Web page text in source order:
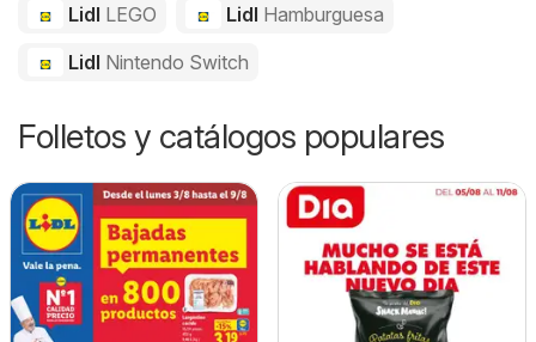
Lidl LEGO Lidl Hamburguesa
Lidl Nintendo Switch
Folletos y catálogos populares